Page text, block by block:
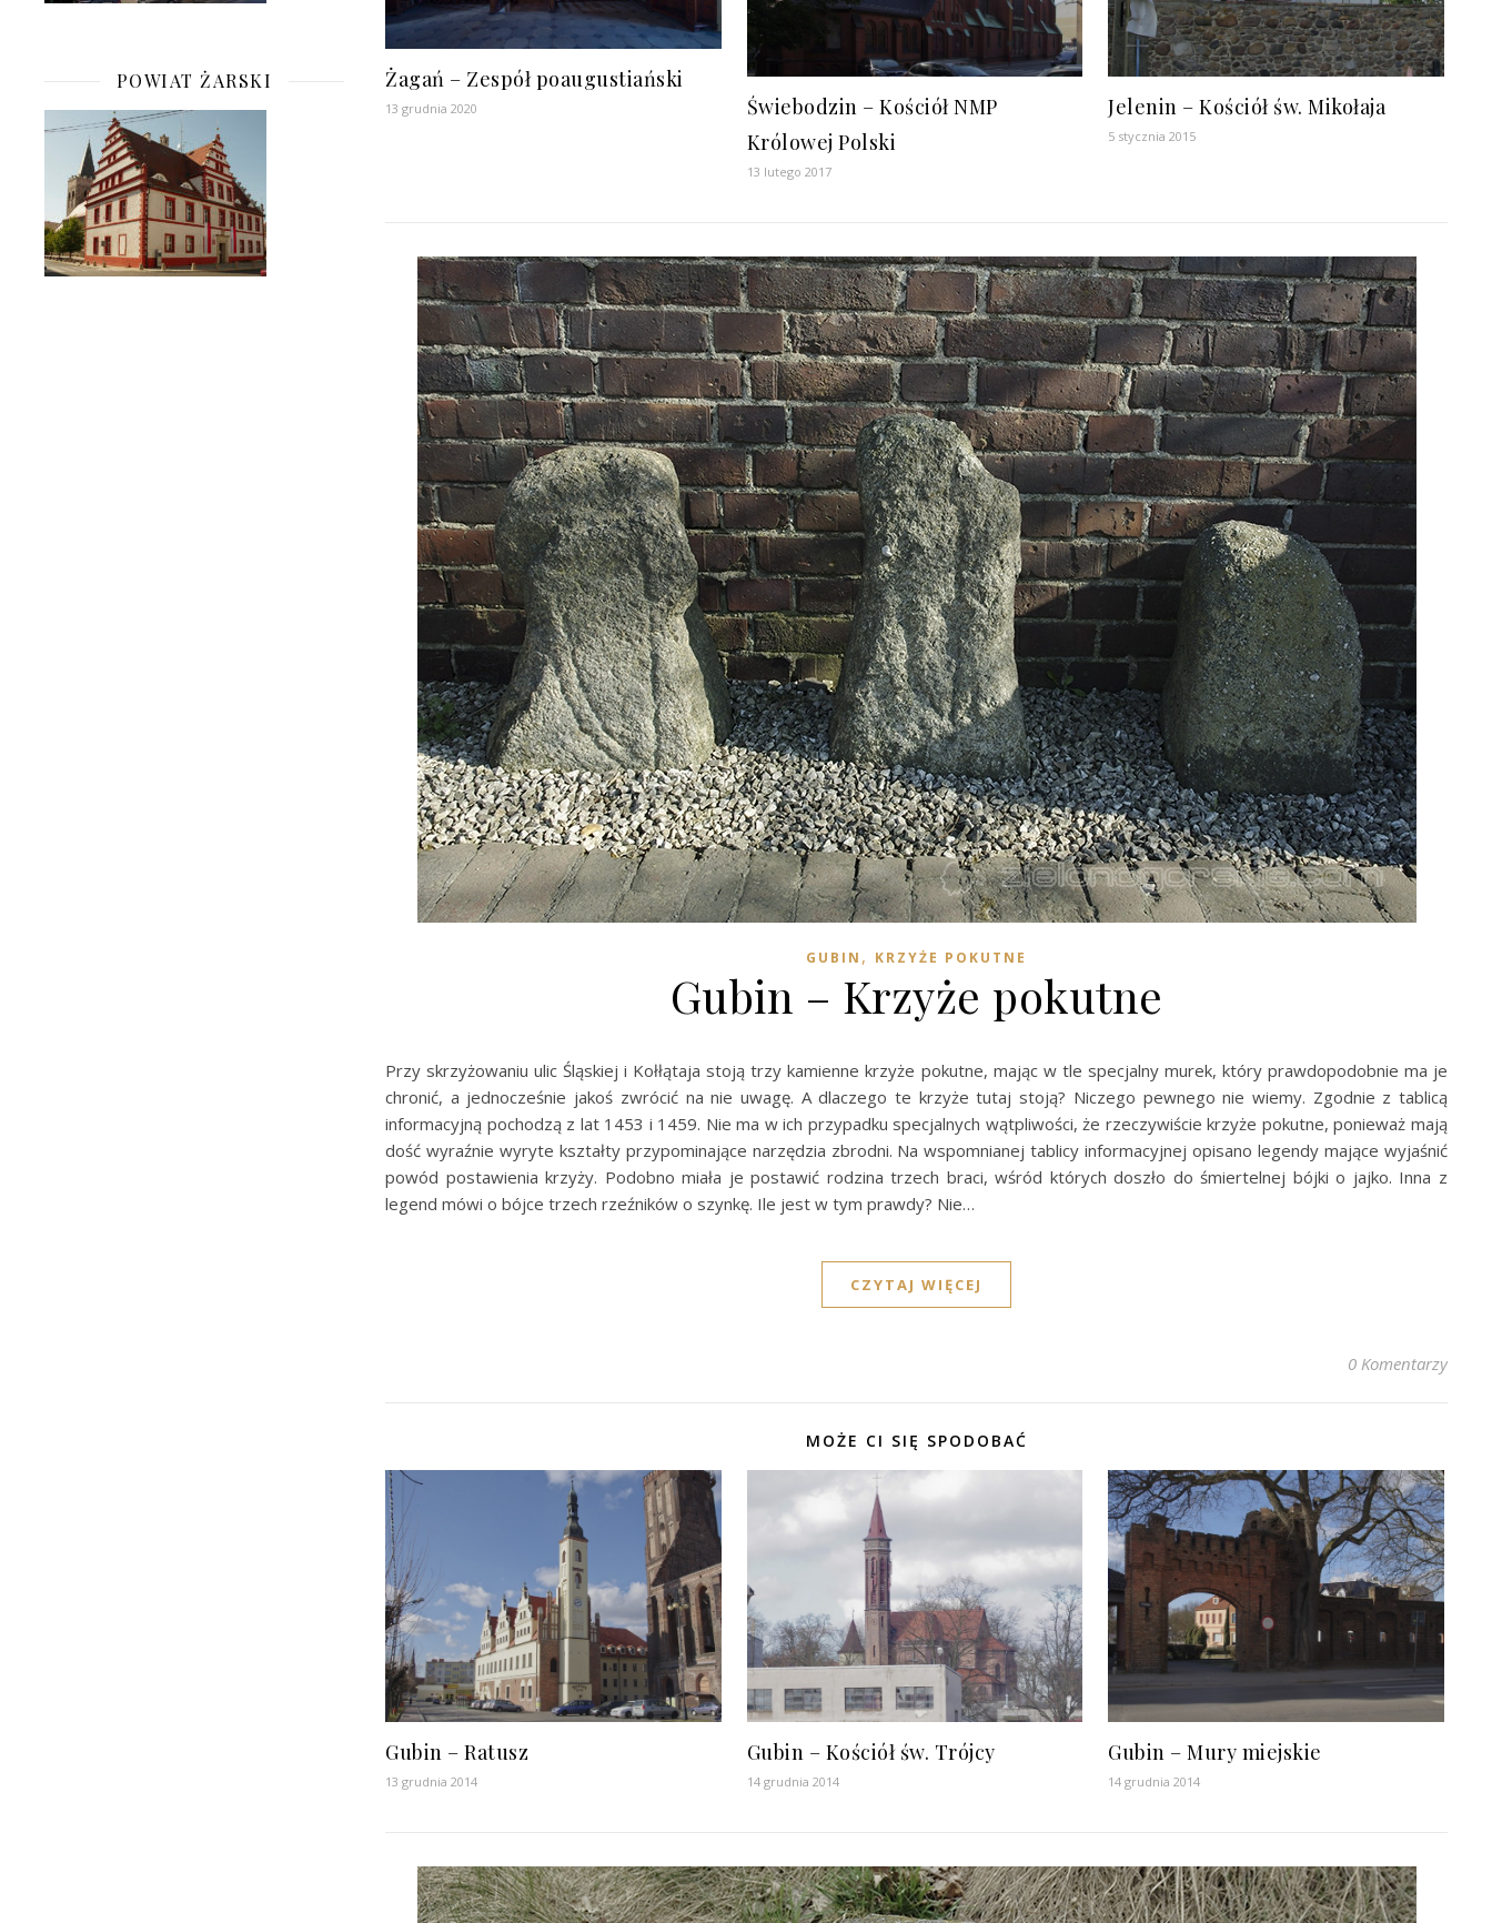
POWIAT ŻARSKI Żagań – Zespół poaugustiański
13 grudnia 2020
Świebodzin – Kościół NMP
Królowej Polski
13 lutego 2017
Jelenin – Kościół św. Mikołaja
5 stycznia 2015
GUBIN , KRZYŻE POKUTNE
Gubin – Krzyże pokutne
Przy skrzyżowaniu ulic Śląskiej i Kołłątaja stoją trzy kamienne krzyże pokutne, mając w tle specjalny murek, który prawdopodobnie ma je
chronić, a jednocześnie jakoś zwrócić na nie uwagę. A dlaczego te krzyże tutaj stoją? Niczego pewnego nie wiemy. Zgodnie z tablicą
informacyjną pochodzą z lat 1453 i 1459. Nie ma w ich przypadku specjalnych wątpliwości, że rzeczywiście krzyże pokutne, ponieważ mają
dość wyraźnie wyryte kształty przypominające narzędzia zbrodni. Na wspomnianej tablicy informacyjnej opisano legendy mające wyjaśnić
powód postawienia krzyży. Podobno miała je postawić rodzina trzech braci, wśród których doszło do śmiertelnej bójki o jajko. Inna z
legend mówi o bójce trzech rzeźników o szynkę. Ile jest w tym prawdy? Nie…
CZYTAJ WIĘCEJ
0 Komentarzy
MOŻE CI SIĘ SPODOBAĆ
Gubin – Ratusz
13 grudnia 2014
Gubin – Kościół św. Trójcy
14 grudnia 2014
Gubin – Mury miejskie
14 grudnia 2014